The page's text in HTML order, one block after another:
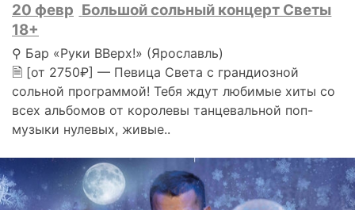
20 февр Большой сольный концерт Светы
18+
⚲ Бар «Руки ВВерх!» (Ярославль)
🗎 [от 2750₽] — Певица Света с грандиозной
сольной программой! Тебя ждут любимые хиты со
всех альбомов от королевы танцевальной поп-
музыки нулевых, живые..